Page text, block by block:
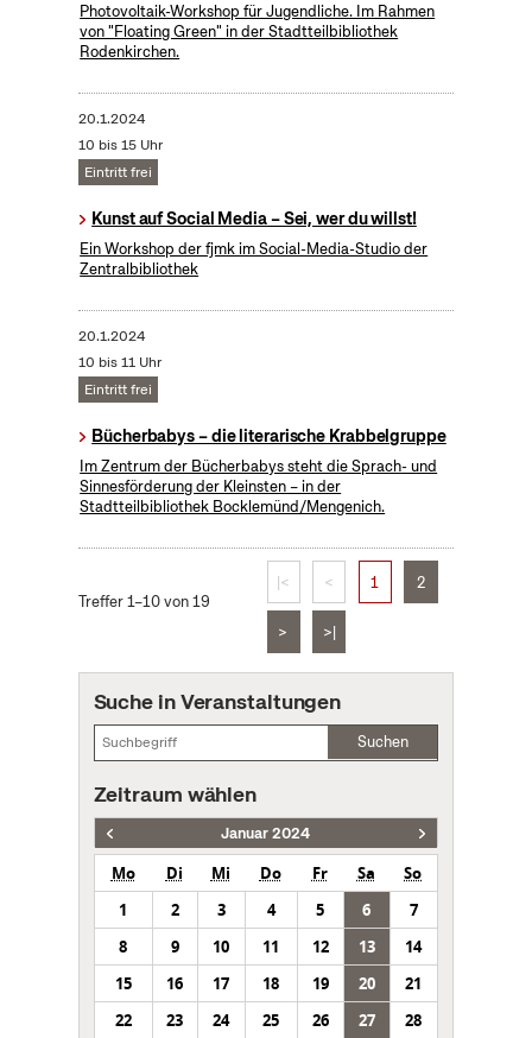
​Photovoltaik-Workshop für Jugendliche. Im Rahmen
von "Floating Green" in der Stadtteilbibliothek
Rodenkirchen.
20.1.2024
10 bis 15 Uhr
Eintritt frei
Kunst auf Social Media – Sei, wer du willst!
Ein Workshop der fjmk im Social-Media-Studio der
Zentralbibliothek
20.1.2024
10 bis 11 Uhr
Eintritt frei
Bücherbabys – die literarische Krabbelgruppe
Im Zentrum der Bücherbabys steht die Sprach- und
Sinnesförderung der Kleinsten – in der
Stadtteilbibliothek Bocklemünd/Mengenich.
Treffer 1–10 von 19
|< < 1 2
> >|
Suche in Veranstaltungen
Suchen
Zeitraum wählen
Januar 2024
Mo Di Mi Do Fr Sa
So
1
2 3 4 5 6
7
8
9 10 11 12 13
14
15
16 17 18 19 20
21
22
23 24 25 26 27
28